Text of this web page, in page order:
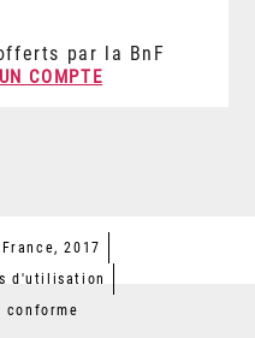
par la BnF
COMPTE
2017
d'utilisation